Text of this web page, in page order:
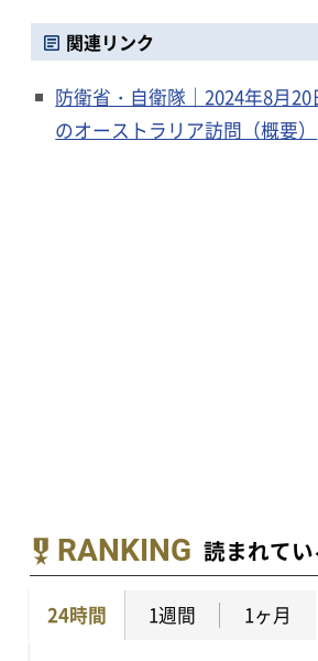
関連リンク
防衛省・自衛隊｜2024年8月
のオーストラリア訪問（概要）
RANKING 読まれて
24時間 1週間 1ヶ月